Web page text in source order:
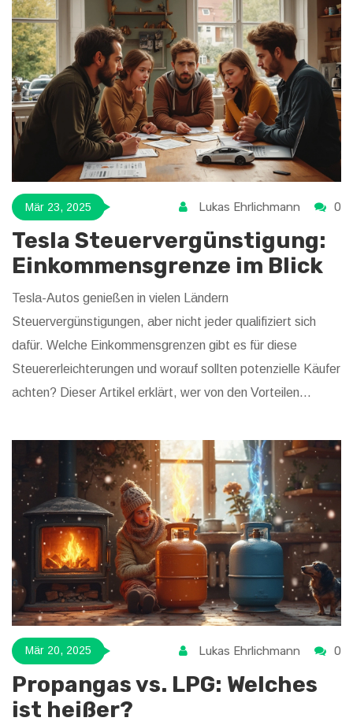
fundierte Entscheidungen zu treffen. Der Artikel beleuchtet
die Vor- und Nachteile der Nutzung beider Geräte in Bezug
auf Umwelt und Effizienz.
Mär 23, 2025 Lukas Ehrlichmann 0
Tesla Steuervergünstigung:
Einkommensgrenze im Blick
Tesla-Autos genießen in vielen Ländern
Steuervergünstigungen, aber nicht jeder qualifiziert sich
dafür. Welche Einkommensgrenzen gibt es für diese
Steuererleichterungen und worauf sollten potenzielle Käufer
achten? Dieser Artikel erklärt, wer von den Vorteilen
müssen. Dazu gibt es praktische Tipps, wie man die
Vorteile optimal nutzen kann.
Mär 20, 2025 Lukas Ehrlichmann 0
Propangas vs. LPG: Welches
ist heißer?